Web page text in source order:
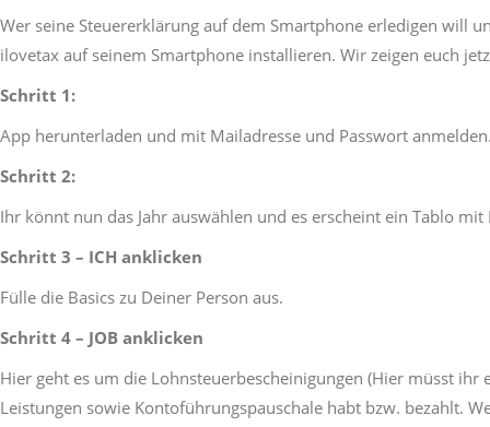
Wer seine Steuererklärung auf dem Smartphone erledigen will
ilovetax auf seinem Smartphone installieren. Wir zeigen euch
Schritt 1:
App herunterladen und mit Mailadresse und Passwort
Schritt 2:
Ihr könnt nun das Jahr auswählen und es erscheint ein Tablo mit
Schritt 3 – ICH anklicken
Fülle die Basics zu Deiner Person aus.
Schritt 4 – JOB anklicken
Hier geht es um die Lohnsteuerbescheinigungen (Hier müsst
Leistungen sowie Kontoführungspauschale habt bzw. bezahlt.